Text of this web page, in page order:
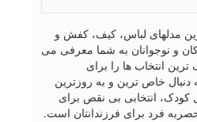
مدلهای لباس، کیف، کفش و
و نوجوانان به شما معرفی می
انتخاب ها را برای
دنبال خاص ترین و به روزترین
انتخابی بی نقص برای
فرد برای فرزندانتان است.